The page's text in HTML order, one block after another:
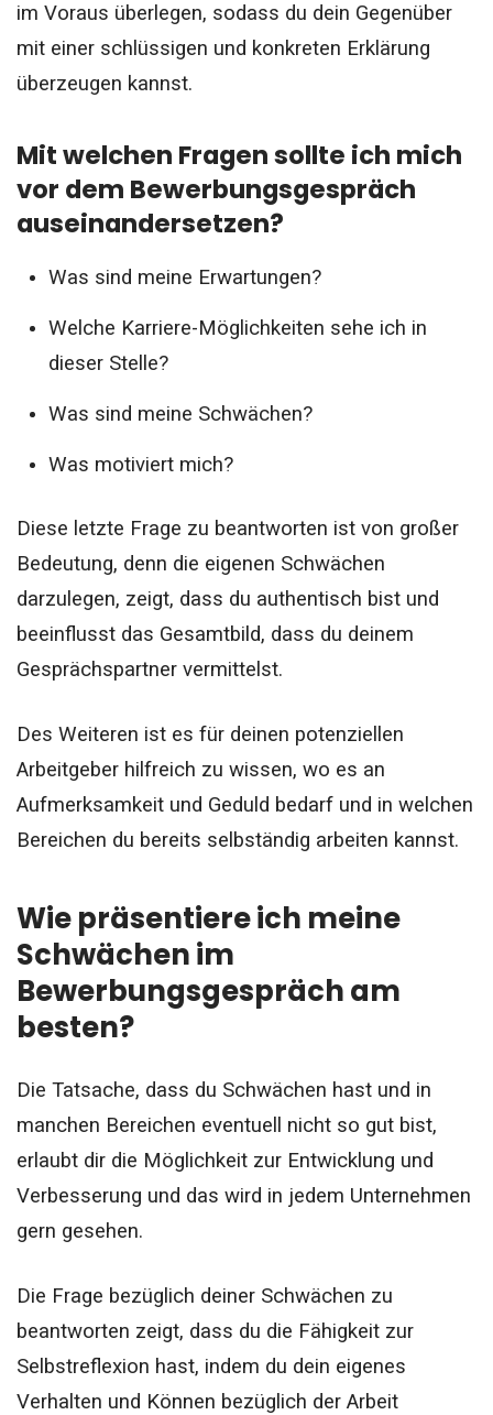
im Voraus überlegen, sodass du dein Gegenüber
mit einer schlüssigen und konkreten Erklärung
überzeugen kannst.
Mit welchen Fragen sollte ich mich
vor dem Bewerbungsgespräch
auseinandersetzen?
Was sind meine Erwartungen?
Welche Karriere-Möglichkeiten sehe ich in
dieser Stelle?
Was sind meine Schwächen?
Was motiviert mich?
Diese letzte Frage zu beantworten ist von großer
Bedeutung, denn die eigenen Schwächen
darzulegen, zeigt, dass du authentisch bist und
beeinflusst das Gesamtbild, dass du deinem
Gesprächspartner vermittelst.
Des Weiteren ist es für deinen potenziellen
Arbeitgeber hilfreich zu wissen, wo es an
Aufmerksamkeit und Geduld bedarf und in welchen
Bereichen du bereits selbständig arbeiten kannst.
Wie präsentiere ich meine
Schwächen im
Bewerbungsgespräch am
besten?
Die Tatsache, dass du Schwächen hast und in
manchen Bereichen eventuell nicht so gut bist,
erlaubt dir die Möglichkeit zur Entwicklung und
Verbesserung und das wird in jedem Unternehmen
gern gesehen.
Die Frage bezüglich deiner Schwächen zu
beantworten zeigt, dass du die Fähigkeit zur
Selbstreflexion hast, indem du dein eigenes
Verhalten und Können bezüglich der Arbeit